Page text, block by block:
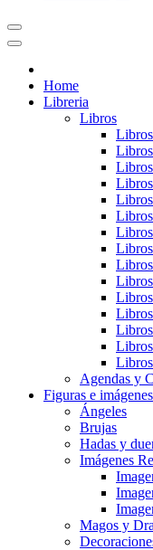
Home
Libreria
Libros
Agendas y
Figuras e imágenes
Ángeles
Brujas
Hadas y
Imágenes
Magos y